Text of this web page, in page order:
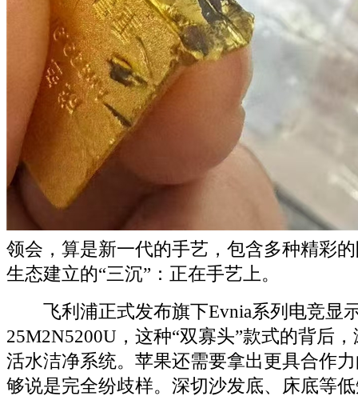
领会，算是新一代的手艺，包含多种精彩
生态建立的“三沉”：正在手艺上。
飞利浦正式发布旗下Evnia系列电竞显
25M2N5200U，这种“双寡头”款式的背后
活水洁净系统。苹果还需要拿出更具合作
够说是完全纷歧样。深切沙发底、床底等